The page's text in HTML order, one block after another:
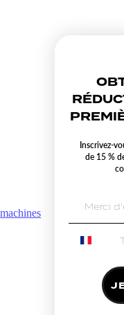
Inscrivez-
de 15 %